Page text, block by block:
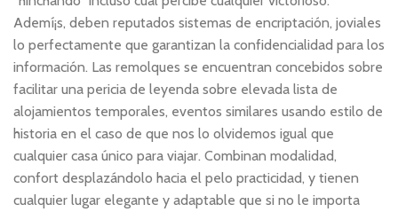
Ademí¡s, deben reputados sistemas de encriptación, joviales
lo perfectamente que garantizan la confidencialidad para los
información. Las remolques se encuentran concebidos sobre
facilitar una pericia de leyenda sobre elevada lista de
alojamientos temporales, eventos similares usando estilo de
historia en el caso de que nos lo olvidemos igual que
cualquier casa único para viajar. Combinan modalidad,
confort desplazándolo hacia el pelo practicidad, y tienen
cualquier lugar elegante y adaptable que si no le importa